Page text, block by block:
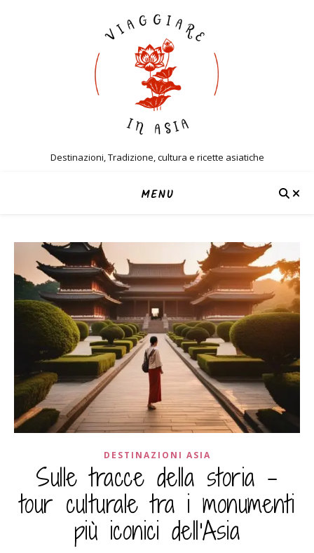
Destinazioni, Tradizione, cultura e ricette asiatiche
MENU
DESTINAZIONI ASIA
Sulle tracce della storia –
tour culturale tra i monumenti
più iconici dell'Asia